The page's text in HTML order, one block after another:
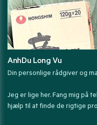
AnhDu Long Vu
Din personlige rådgiver og
Jeg er lige her. Fang mig på
hjælp til at finde de rigtige